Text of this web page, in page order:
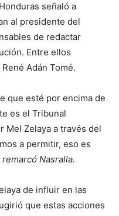
señaló a
al presidente del
de redactar
Entre ellos
Adán Tomé.
que esté por encima de
es el Tribunal
Mel Zelaya a través del
a permitir, eso es
remarcó Nasralla.
de influir en las
que estas acciones